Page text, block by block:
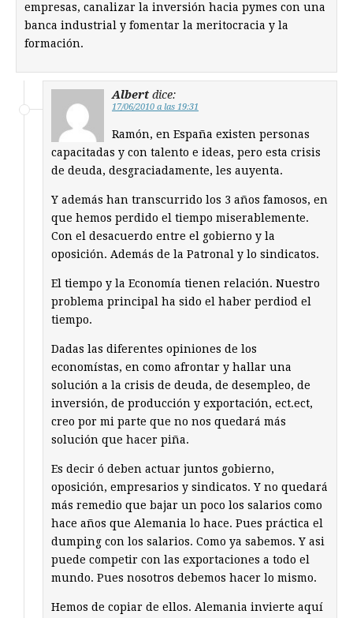
empresas, canalizar la inversión hacia pymes con una
banca industrial y fomentar la meritocracia y la
formación.
Albert dice:
17/06/2010 a las 19:31
Ramón, en España existen personas
capacitadas y con talento e ideas, pero esta crisis
de deuda, desgraciadamente, les auyenta.
Y además han transcurrido los 3 años famosos, en
que hemos perdido el tiempo miserablemente.
Con el desacuerdo entre el gobierno y la
oposición. Además de la Patronal y lo sindicatos.
El tiempo y la Economía tienen relación. Nuestro
problema principal ha sido el haber perdiod el
tiempo.
Dadas las diferentes opiniones de los
economístas, en como afrontar y hallar una
solución a la crisis de deuda, de desempleo, de
inversión, de producción y exportación, ect.ect,
creo por mi parte que no nos quedará más
solución que hacer piña.
Es decir ó deben actuar juntos gobierno,
oposición, empresarios y sindicatos. Y no quedará
más remedio que bajar un poco los salarios como
hace años que Alemania lo hace. Pues práctica el
dumping con los salarios. Como ya sabemos. Y asi
puede competir con las exportaciones a todo el
mundo. Pues nosotros debemos hacer lo mismo.
Hemos de copiar de ellos. Alemania invierte aquí